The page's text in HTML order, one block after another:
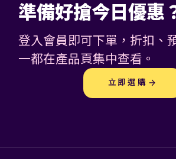
準備好搶今日優惠
登入會員即可下單，折扣、
一都在產品頁集中查看。
立即選購